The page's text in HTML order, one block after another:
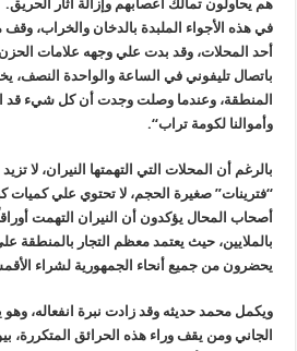
هم يحاولون تمالك أعصابهم وإزالة آثار الحريق.
في هذه الأجواء الملبدة بالدخان والخراب،
أحد المحلات، وقد بدت علي وجهه علامات
باتصال تليفوني في الساعة والواحدة النصف،
المنطقة، وعندما وصلت وجدت أن كل شيء قد
وأموالنا لكومة تراب“.
“فترينات” صغيرة الحجم، لا تحتوي علي كميات
أصحاب المحال يؤكدون أن النيران التهمت
بالملايين، حيث يعتمد معظم التجار بالمنطقة
يحضرون من جميع أنحاء الجمهورية لشراء
ويكمل محمد حديثه وقد زادت نبرة انفعاله،
الجاني ومن يقف وراء هذه الحرائق المتكررة،